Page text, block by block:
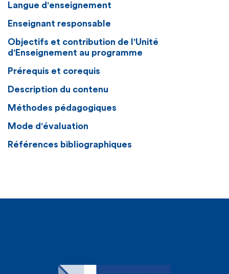
Langue d'enseignement
Enseignant responsable
Objectifs et contribution de l'Unité
d'Enseignement au programme
Prérequis et corequis
Description du contenu
Méthodes pédagogiques
Mode d'évaluation
Références bibliographiques